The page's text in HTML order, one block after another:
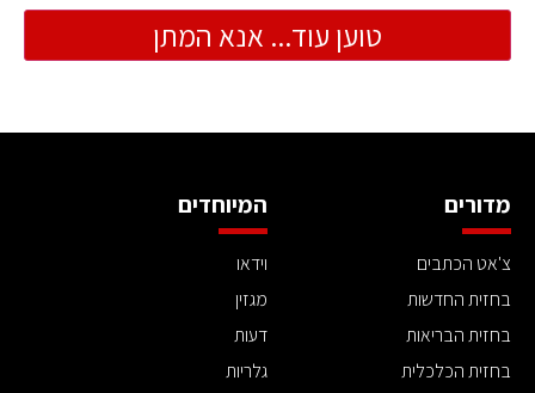
טוען עוד... אנא המתן
מדורים
צ'אט הכתבים
בחזית החדשות
בחזית הבריאות
בחזית הכלכלית
המיוחדים
וידאו
מגזין
דעות
גלריות